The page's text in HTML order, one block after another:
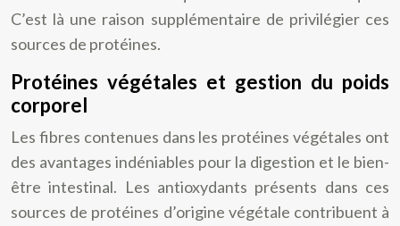
C’est là une raison supplémentaire de privilégier ces
sources de protéines.
Protéines végétales et gestion du poids
corporel
Les fibres contenues dans les protéines végétales ont
des avantages indéniables pour la digestion et le bien-
être intestinal. Les antioxydants présents dans ces
sources de protéines d’origine végétale contribuent à